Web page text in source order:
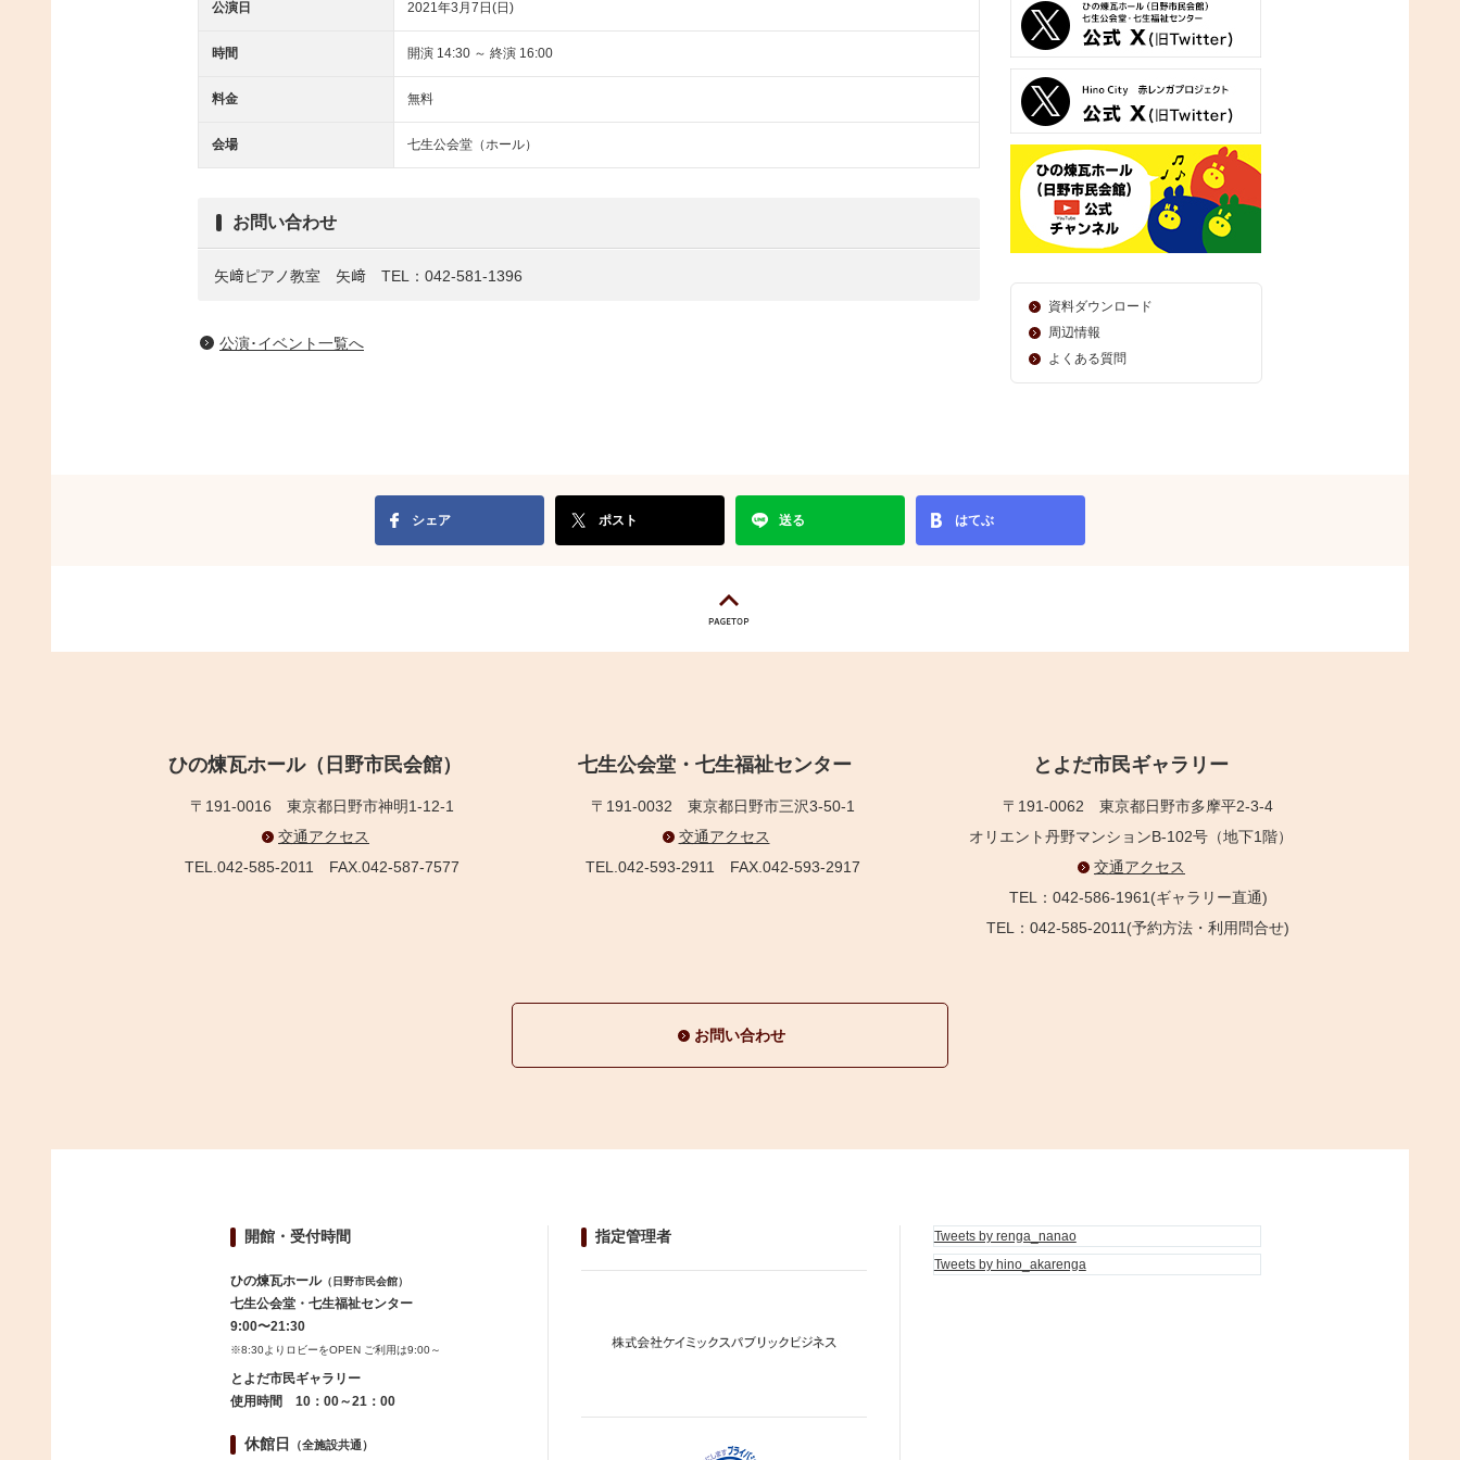
公演日 2021年3月7日(日)
時間 開演 14:30 ～ 終演 16:00
料金 無料
会場 七生公会堂（ホール）
お問い合わせ
矢﨑ピアノ教室 矢﨑 TEL：042-581-1396
公演･イベント一覧へ
資料ダウンロード
周辺情報
よくある質問
シェア ポスト 送る はてぶ
ひの煉瓦ホール（日野市民会館）
〒191-0016 東京都日野市神明1-12-1
交通アクセス
TEL.042-585-2011 FAX.042-587-7577
七生公会堂・七生福祉センター
〒191-0032 東京都日野市三沢3-50-1
交通アクセス
TEL.042-593-2911 FAX.042-593-2917
とよだ市民ギャラリー
〒191-0062 東京都日野市多摩平2-3-4
オリエント丹野マンションB-102号（地下1階）
交通アクセス
TEL：042-586-1961(ギャラリー直通)
TEL：042-585-2011(予約方法・利用問合せ)
お問い合わせ
開館・受付時間
ひの煉瓦ホール（日野市民会館）
七生公会堂・七生福祉センター
9:00〜21:30
※8:30よりロビーをOPEN ご利用は9:00～
とよだ市民ギャラリー
使用時間 10：00～21：00
休館日 （全施設共通）
指定管理者
Tweets by renga_nanao
Tweets by hino_akarenga